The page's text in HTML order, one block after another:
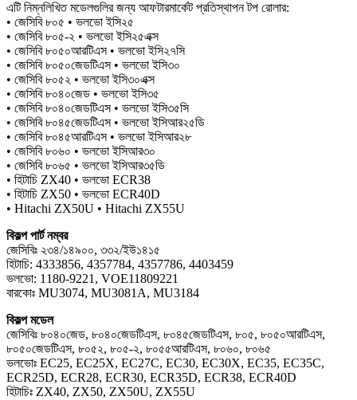
এটি নিম্নলিখিত মডেলগুলির জন্য আফটারমার্কেট প্রতিস্থাপন টপ রোলার:
• জেসিবি ৮০৫ • ভলভো ইসি২৫
• জেসিবি ৮০৫-২ • ভলভো ইসি২৫এক্স
• জেসিবি ৮০৫০আরটিএস • ভলভো ইসি২৭সি
• জেসিবি ৮০৫০জেডটিএস • ভলভো ইসি৩০
• জেসিবি ৮০৫২ • ভলভো ইসি৩০এক্স
• জেসিবি ৮০৪০জেড • ভলভো ইসি৩৫
• জেসিবি ৮০৪০জেডটিএস • ভলভো ইসি৩৫সি
• জেসিবি ৮০৪৫জেডটিএস • ভলভো ইসিআর২৫ডি
• জেসিবি ৮০৪৫আরটিএস • ভলভো ইসিআর২৮
• জেসিবি ৮০৬০ • ভলভো ইসিআর৩০
• জেসিবি ৮০৬৫ • ভলভো ইসিআর৩৫ডি
• হিটাচি ZX40 • ভলভো ECR38
• হিটাচি ZX50 • ভলভো ECR40D
• Hitachi ZX50U • Hitachi ZX55U
বিকল্প পার্ট নম্বর
জেসিবিঃ ২৩৪/১৪৯০০, ৩৩২/ইউ১৪১৫
হিটাচি: 4333856, 4357784, 4357786, 4403459
ভলভো: 1180-9221, VOE11809221
বারকোঃ MU3074, MU3081A, MU3184
বিকল্প মডেল
জেসিবিঃ ৮০৪০জেড, ৮০৪০জেডটিএস, ৮০৪৫জেডটিএস, ৮০৫, ৮০৫০আরটিএস,
৮০৫০জেডটিএস, ৮০৫২, ৮০৫-২, ৮০৫৫আরটিএস, ৮০৬০, ৮০৬৫
ভলভোঃ EC25, EC25X, EC27C, EC30, EC30X, EC35, EC35C,
ECR25D, ECR28, ECR30, ECR35D, ECR38, ECR40D
হিটাচিঃ ZX40, ZX50, ZX50U, ZX55U